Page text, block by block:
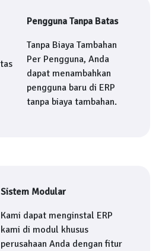
Pengguna Tanpa Batas
Tanpa Biaya Tambahan
Per Pengguna, Anda
dapat menambahkan
pengguna baru di ERP
tanpa biaya tambahan.
Sistem Modular
Kami dapat menginstal ERP
kami di modul khusus
perusahaan Anda dengan fitur